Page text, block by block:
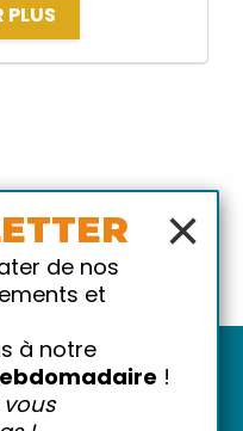
PLUS
×
de nos
et
à notre
!